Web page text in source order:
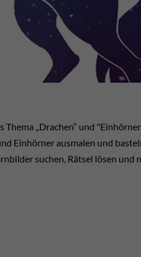
„Drachen“ und
Einhörner ausmalen und
suchen, Rätsel lösen und